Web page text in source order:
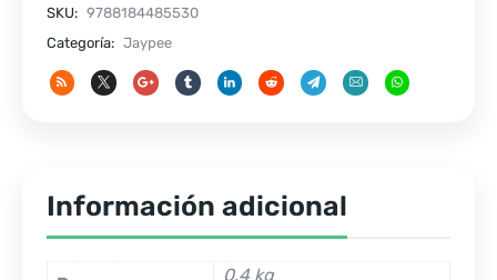
SKU: 9788184485530
Categoría: Jaypee
Información adicional
0.4 kg